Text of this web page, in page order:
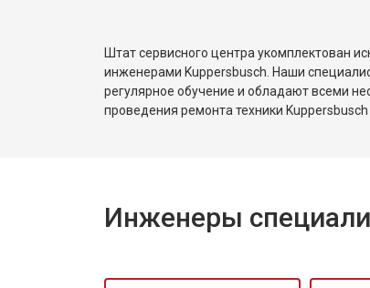
Штат сервисного центра укомплектован
инженерами Kuppersbusch. Наши
регулярное обучение и обладают всеми
проведения ремонта техники
Инженеры